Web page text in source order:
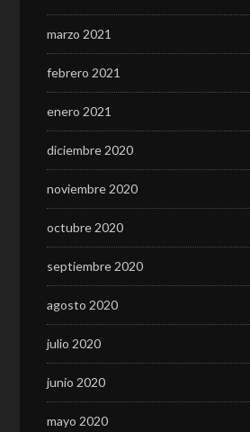
marzo 2021
febrero 2021
enero 2021
diciembre 2020
noviembre 2020
octubre 2020
septiembre 2020
agosto 2020
julio 2020
junio 2020
mayo 2020